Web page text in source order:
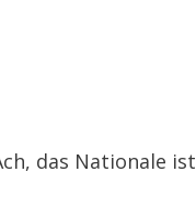
das Nationale ist